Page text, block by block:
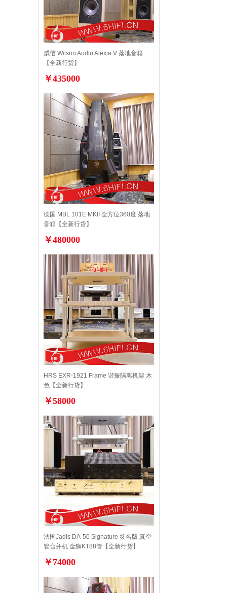
威信 Wilson Audio Alexia V 落地音箱
【全新行货】
￥435000
德国 MBL 101E MKII 全方位360度 落地
音箱【全新行货】
￥480000
HRS EXR-1921 Frame 谐振隔离机架 木
色【全新行货】
￥58000
法国Jadis DA-50 Signature 签名版 真空
管合并机 金狮KT88管【全新行货】
￥74000